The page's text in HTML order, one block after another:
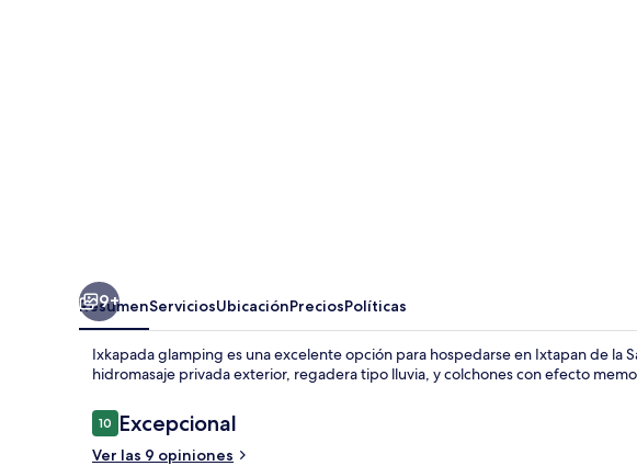
9+
ResumenServiciosUbicaciónPreciosPolíticas
Ixkapada glamping es una excelente opción para hospedarse en Ixtapan de la
hidromasaje privada exterior, regadera tipo lluvia, y colchones con efecto
Opiniones
1010 de 10,
Excepcional
Ver las 9 opiniones